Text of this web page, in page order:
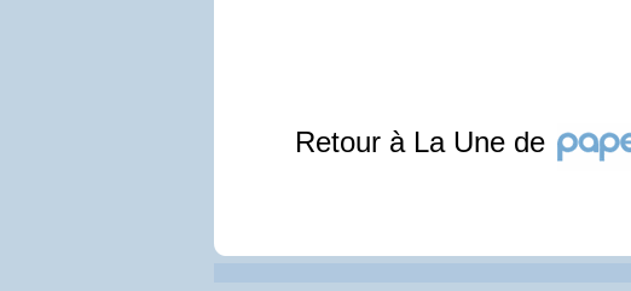
Retour à La Une de